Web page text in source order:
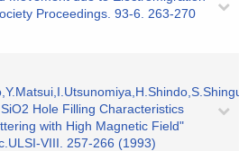
Proceedings. 93-6. 263-270
Hole Filling Characteristics
with High Magnetic Field"
VIII. 257-266 (1993)